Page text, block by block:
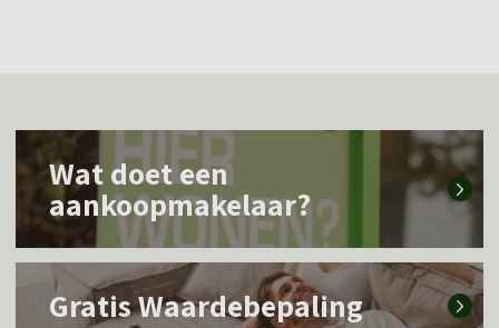
s
Wat doet een
aankoopmakelaar?
Gratis Waardebepaling